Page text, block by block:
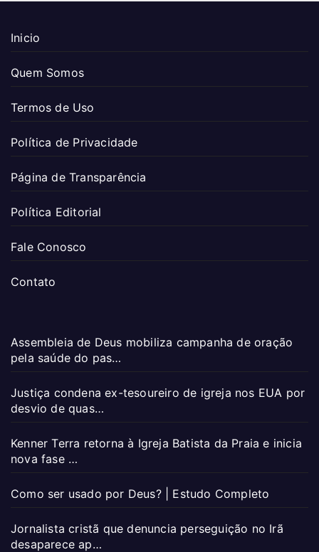
Inicio
Quem Somos
Termos de Uso
Política de Privacidade
Página de Transparência
Política Editorial
Fale Conosco
Contato
Assembleia de Deus mobiliza campanha de oração
pela saúde do pas…
Justiça condena ex-tesoureiro de igreja nos EUA por
desvio de quas…
Kenner Terra retorna à Igreja Batista da Praia e inicia
nova fase …
Como ser usado por Deus? | Estudo Completo
Jornalista cristã que denuncia perseguição no Irã
desaparece ap…